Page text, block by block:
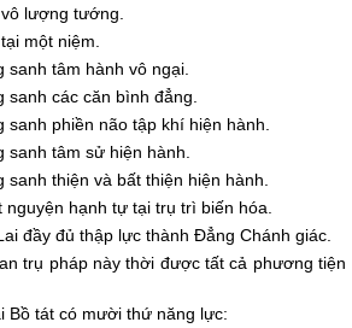
lượng tướng.
một niệm.
sanh tâm hành vô ngại.
sanh các căn bình đẳng.
sanh phiền não tập khí hiện hành.
sanh tâm sử hiện hành.
sanh thiện và bất thiện hiện hành.
nguyện hạnh tự tại trụ trì biến hóa.
đầy đủ thập lực thành Ðẳng Chánh giác.
trụ pháp này thời được tất cả phương tiện
Bồ tát có mười thứ năng lực: